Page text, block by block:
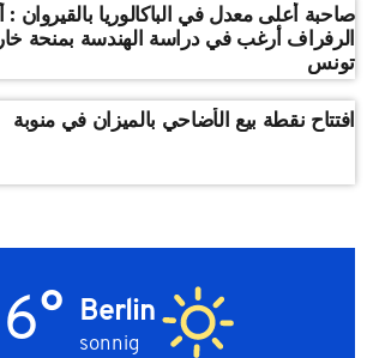
صاحبة أعلى معدل في الباكالوريا بالقيروان :
الرفراف أرغب في دراسة الهندسة بمنحة
تونس
افتتاح نقطة بيع الأضاحي بالميزان في منوبة
Berlin
sonnig